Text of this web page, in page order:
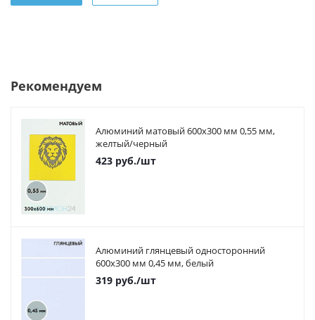
Рекомендуем
Алюминий матовый 600х300 мм 0,55 мм,
желтый/черный
423 руб./шт
Алюминий глянцевый односторонний
600х300 мм 0,45 мм, белый
319 руб./шт